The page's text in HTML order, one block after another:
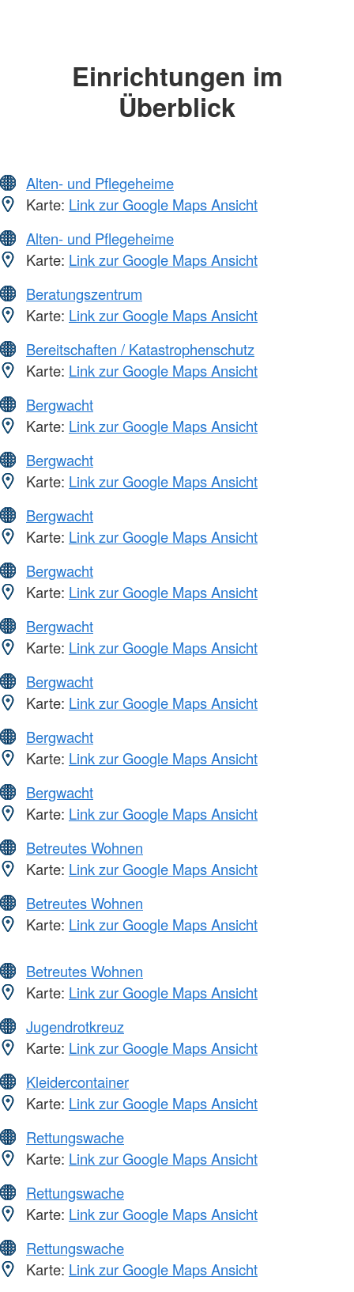
Einrichtungen im
Überblick
Alten- und Pflegeheime
Karte: Link zur Google Maps Ansicht
Alten- und Pflegeheime
Karte: Link zur Google Maps Ansicht
Beratungszentrum
Karte: Link zur Google Maps Ansicht
Bereitschaften / Katastrophenschutz
Karte: Link zur Google Maps Ansicht
Bergwacht
Karte: Link zur Google Maps Ansicht
Bergwacht
Karte: Link zur Google Maps Ansicht
Bergwacht
Karte: Link zur Google Maps Ansicht
Bergwacht
Karte: Link zur Google Maps Ansicht
Bergwacht
Karte: Link zur Google Maps Ansicht
Bergwacht
Karte: Link zur Google Maps Ansicht
Bergwacht
Karte: Link zur Google Maps Ansicht
Bergwacht
Karte: Link zur Google Maps Ansicht
Betreutes Wohnen
Karte: Link zur Google Maps Ansicht
Betreutes Wohnen
Karte: Link zur Google Maps Ansicht
Betreutes Wohnen
Karte: Link zur Google Maps Ansicht
Jugendrotkreuz
Karte: Link zur Google Maps Ansicht
Kleidercontainer
Karte: Link zur Google Maps Ansicht
Rettungswache
Karte: Link zur Google Maps Ansicht
Rettungswache
Karte: Link zur Google Maps Ansicht
Rettungswache
Karte: Link zur Google Maps Ansicht